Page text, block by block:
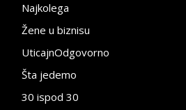
Najkolega
Žene u biznisu
UticajnOdgovorno
Šta jedemo
30 ispod 30